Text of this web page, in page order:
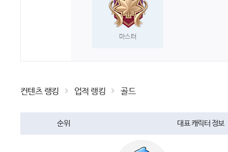
마스터
컨텐츠 랭킹 업적 랭킹 골드
순위 대표 캐릭터 정보